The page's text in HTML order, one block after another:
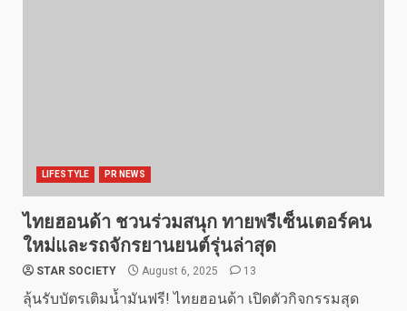
LIFESTYLE PR NEWS
ไทยฮอนด้า ชวนร่วมสนุก ทายพรีเซ็นเตอร์คน
ใหม่และรถจักรยานยนต์รุ่นล่าสุด
STAR SOCIETY August 6, 2025 13
ลุ้นรับบัตรเติมน้ำมันฟรี! ไทยฮอนด้า เปิดตัวกิจกรรมสุด